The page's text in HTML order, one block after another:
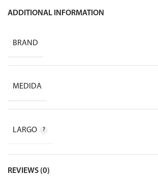
ADDITIONAL INFORMATION
BRAND
MEDIDA
LARGO
REVIEWS (0)